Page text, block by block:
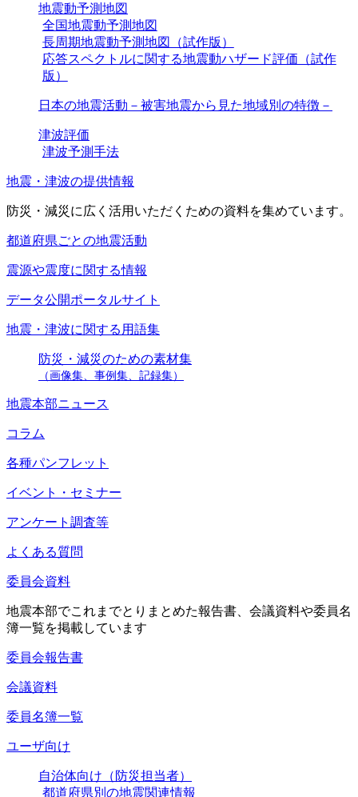
地震動予測地図
全国地震動予測地図
長周期地震動予測地図（試作版）
応答スペクトルに関する地震動ハザード評価（試作
版）
日本の地震活動－被害地震から見た地域別の特徴－
津波評価
津波予測手法
地震・津波の提供情報
防災・減災に広く活用いただくための資料を集めています。
都道府県ごとの地震活動
震源や震度に関する情報
データ公開ポータルサイト
地震・津波に関する用語集
防災・減災のための素材集
（画像集、事例集、記録集）
地震本部ニュース
コラム
各種パンフレット
イベント・セミナー
アンケート調査等
よくある質問
委員会資料
地震本部でこれまでとりまとめた報告書、会議資料や委員名
簿一覧を掲載しています
委員会報告書
会議資料
委員名簿一覧
ユーザ向け
自治体向け（防災担当者）
都道府県別の地震関連情報